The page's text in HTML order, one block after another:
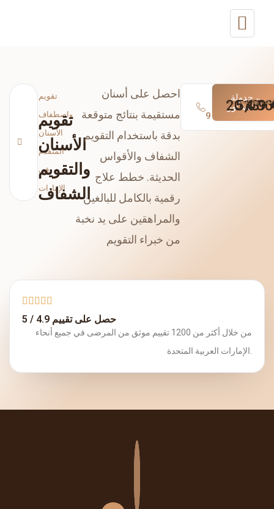
تقويم
واصطفاف
الأسنان
المتقدم
في
الإمارات
تقويم
الأسنان
والتقويم
الشفاف
احصل على أسنان
مستقيمة بنتائج متوقعة
بدقة باستخدام التقويم
الشفاف والأقواس
الحديثة. خطط علاج
رقمية بالكامل للبالغين
والمراهقين على يد نخبة
من خبراء التقويم
اتصل/واتساب
على الرقم
جدولة
التشاور
منذ
2013
يبتسم
تصنيف
حصل على تقييم 4.9 / 5
من خلال أكثر من 1200 تقييم موثق من المرضى في جميع أنحاء